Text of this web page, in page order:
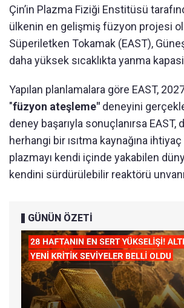
Çin’in Plazma Fiziği Enstitüsü
ülkenin en gelişmiş füzyon projesi
Süperiletken Tokamak (EAST),
daha yüksek sıcaklıkta yanma
Yapılan planlamalara göre EAST,
"füzyon ateşleme" deneyini
deney başarıyla sonuçlanırsa EAST,
herhangi bir ısıtma kaynağına
plazmayı kendi içinde yakabilen
kendini sürdürülebilir reaktörü
GÜNÜN ÖZETİ